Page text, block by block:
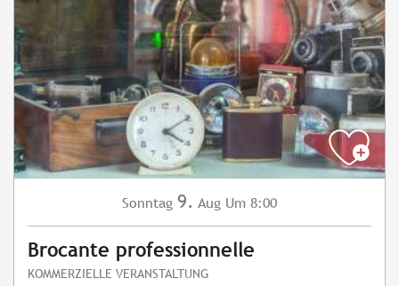
Sonntag 9. Aug Um 8:00
Brocante professionnelle
KOMMERZIELLE VERANSTALTUNG